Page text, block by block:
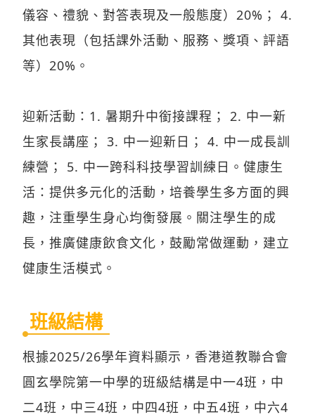
儀容、禮貌、對答表現及一般態度）20%； 4.
其他表現（包括課外活動、服務、獎項、評語
等）20%。
迎新活動：1. 暑期升中銜接課程； 2. 中一新
生家長講座； 3. 中一迎新日； 4. 中一成長訓
練營； 5. 中一跨科科技學習訓練日。健康生
活：提供多元化的活動，培養學生多方面的興
趣，注重學生身心均衡發展。關注學生的成
長，推廣健康飲食文化，鼓勵常做運動，建立
健康生活模式。
班級結構
根據2025/26學年資料顯示，香港道教聯合會
圓玄學院第一中學的班級結構是中一4班，中
二4班，中三4班，中四4班，中五4班，中六4